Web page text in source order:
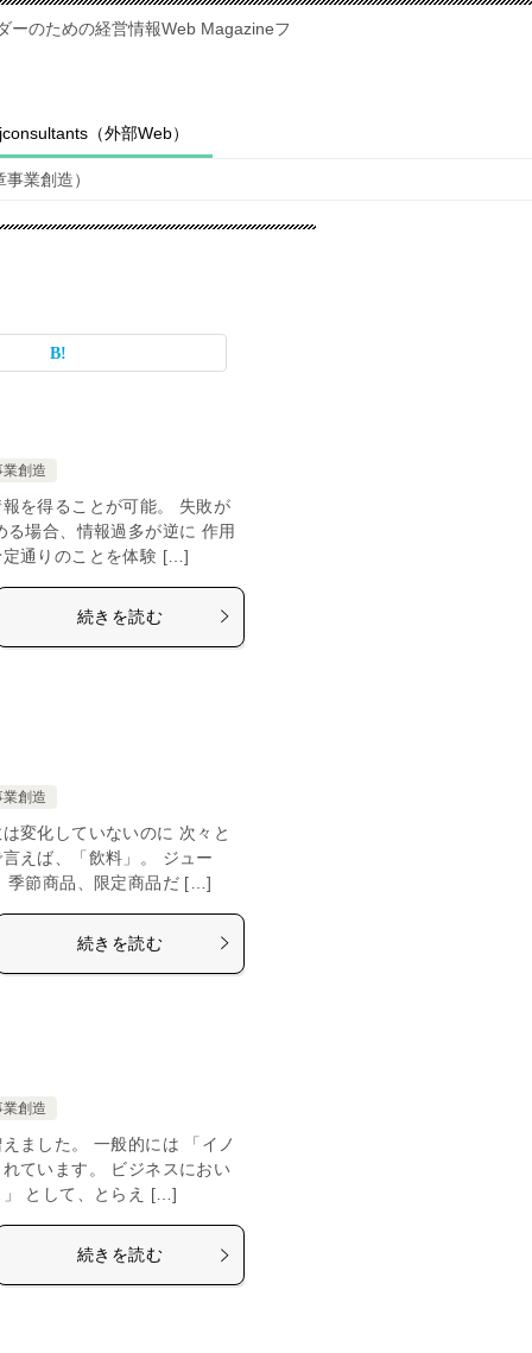
ーのための経営情報Web Magazineフ
（外部Web）
業創造）
創造
を得ることが可能。 失敗が
場合、情報過多が逆に 作用
定通りのことを体験 […]
続きを読む
創造
変化していないのに 次々と
えば、「飲料」。 ジュー
季節商品、限定商品だ […]
続きを読む
創造
ました。 一般的には 「イノ
ています。 ビジネスにおい
」 として、とらえ […]
続きを読む